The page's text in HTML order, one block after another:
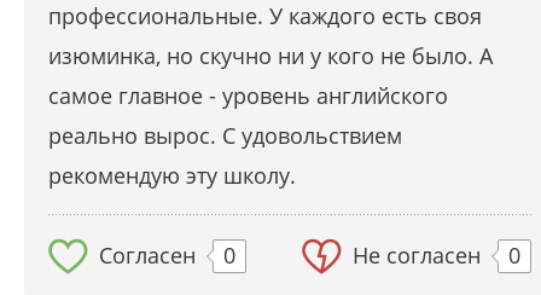
профессиональные. У каждого есть своя
изюминка, но скучно ни у кого не было. А
самое главное - уровень английского
реально вырос. С удовольствием
рекомендую эту школу.
Согласен 0 Не согласен 0